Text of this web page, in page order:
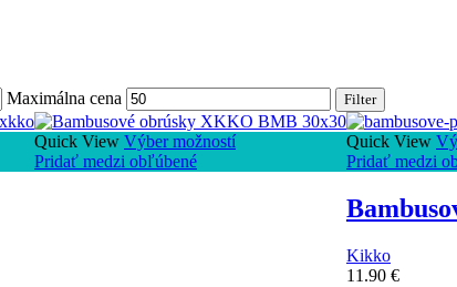
Maximálna cena Filter
Quick View Výber možností
Pridať medzi obľúbené
Quick View
Pridať medzi
Kikko
11.90 €